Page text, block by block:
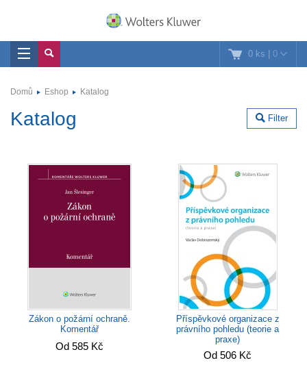
0 ks | 0
Domů Eshop Katalog
Filter
Katalog
Zákon o požární ochraně.
Komentář
Od 585 Kč
Příspěvkové organizace z
právního pohledu (teorie a
praxe)
Od 506 Kč